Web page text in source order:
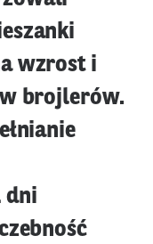
wzrost i
brojlerów.
dni